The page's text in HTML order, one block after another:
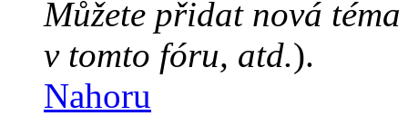
Můžete přidat nová
v tomto fóru, atd.).
Nahoru